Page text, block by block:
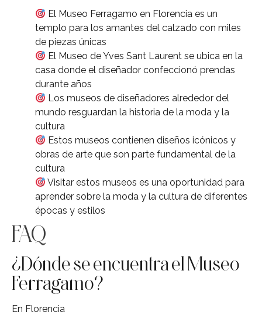
El Museo Ferragamo en Florencia es un
templo para los amantes del calzado con miles
de piezas únicas
El Museo de Yves Sant Laurent se ubica en la
casa donde el diseñador confeccionó prendas
durante años
Los museos de diseñadores alrededor del
mundo resguardan la historia de la moda y la
cultura
Estos museos contienen diseños icónicos y
obras de arte que son parte fundamental de la
cultura
Visitar estos museos es una oportunidad para
aprender sobre la moda y la cultura de diferentes
épocas y estilos
FAQ
¿Dónde se encuentra el Museo
Ferragamo?
En Florencia